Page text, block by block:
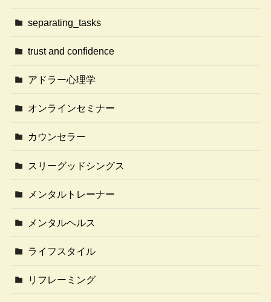
separating_tasks
trust and confidence
アドラー心理学
オンラインセミナー
カウンセラー
スリーグッドシングス
メンタルトレーナー
メンタルヘルス
ライフスタイル
リフレーミング